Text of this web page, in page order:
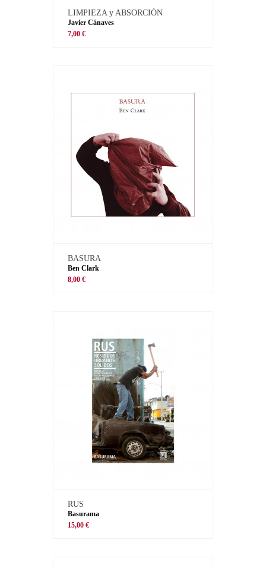
LIMPIEZA y ABSORCIÓN
Javier Cánaves
7,00 €
BASURA
Ben Clark
8,00 €
RUS
Basurama
15,00 €